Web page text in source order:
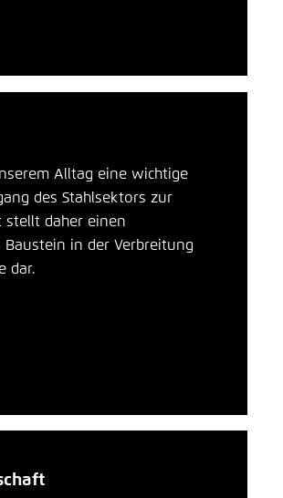
Alltag eine wichtige
des Stahlsektors zur
stellt daher einen
Baustein in der Verbreitung
dar.